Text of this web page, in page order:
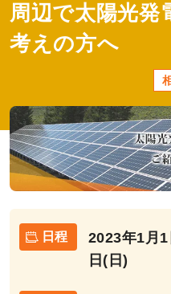
周辺で太陽光発
考えの方へ
日程
2023年1月
日(日)